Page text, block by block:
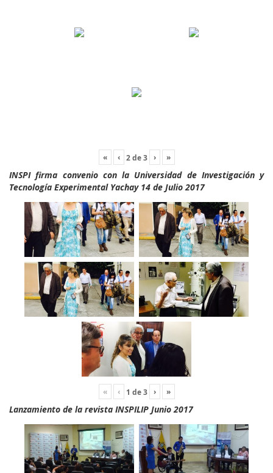
« ‹ 2de3 › »
INSPI firma convenio con la Universidad de Investigación y
Tecnología Experimental Yachay 14 de Julio 2017
« ‹ 1 de3 › »
Lanzamiento de la revista INSPILIP Junio 2017